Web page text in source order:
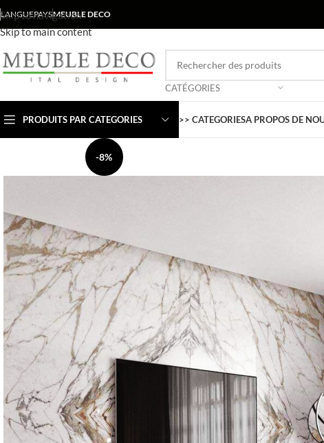
Skip to navigation
Skip to main content
LANGUEPAYSMEUBLE DECO
CATÉGORIES
PRODUITS PAR CATEGORIES >> CATEGORIESA PROPOS DE
-8%